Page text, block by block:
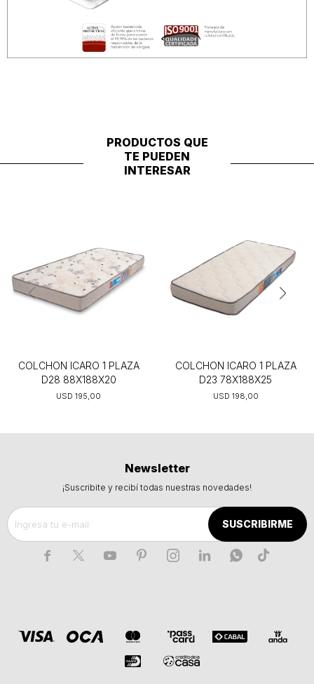
PRODUCTOS QUE
TE PUEDEN
INTERESAR
COLCHON ICARO 1 PLAZA
D28 88X188X20
USD 195,00
COLCHON ICARO 1 PLAZA
D23 78X188X25
USD 198,00
Newsletter
¡Suscribite y recibí todas nuestras novedades!
SUSCRIBIRME
      